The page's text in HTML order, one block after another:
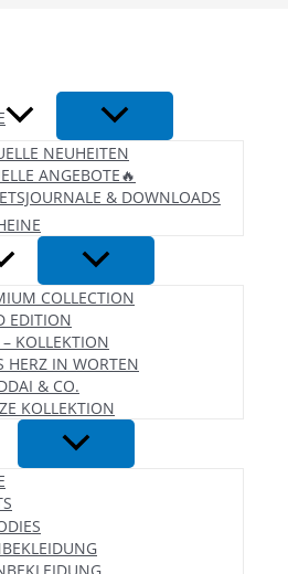
NEUHEITEN
ANGEBOTE🔥
& DOWNLOADS
COLLECTION
EDITION
KOLLEKTION
HERZ IN WORTEN
& CO.
KOLLEKTION